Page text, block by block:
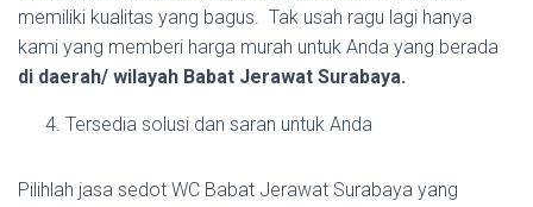
memiliki kualitas yang bagus. Tak usah ragu lagi hanya
kami yang memberi harga murah untuk Anda yang berada
di daerah/ wilayah Babat Jerawat Surabaya.
Tersedia solusi dan saran untuk Anda
Pilihlah jasa sedot WC Babat Jerawat Surabaya yang